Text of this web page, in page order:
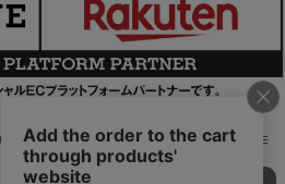
画像等の無断での複製・転載を禁止します。
LEAGUE Rakuten Group, Inc. ALL RIGHTS RE
SERVED.